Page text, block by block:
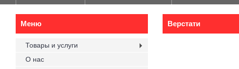
Верстати
Товары и услуги
О нас